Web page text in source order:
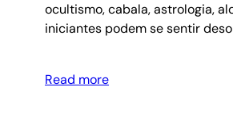
ocultismo, cabala, astrologia,
iniciantes podem se sentir
Read more